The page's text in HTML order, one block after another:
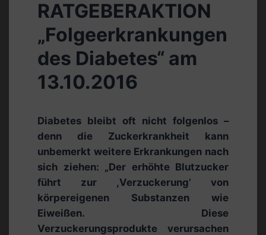
RATGEBERAKTION
„Folgeerkrankungen
des Diabetes“ am
13.10.2016
Diabetes bleibt oft nicht folgenlos –
denn die Zuckerkrankheit kann
unbemerkt weitere Erkrankungen nach
sich ziehen: „Der erhöhte Blutzucker
führt zur ,Verzuckerung’ von
körpereigenen Substanzen wie
Eiweißen. Diese
Verzuckerungsprodukte verursachen